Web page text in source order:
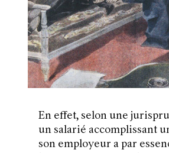
En effet, selon une
un salarié accomplissant
son employeur a par